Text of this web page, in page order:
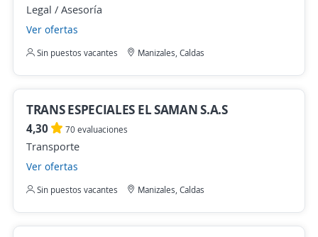
Legal / Asesoría
Ver ofertas
Sin puestos vacantes Manizales, Caldas
TRANS ESPECIALES EL SAMAN S.A.S
4,30 70 evaluaciones
Transporte
Ver ofertas
Sin puestos vacantes Manizales, Caldas